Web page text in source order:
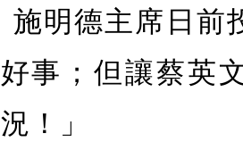
施明德主席日前
好事；但讓蔡英
況！」